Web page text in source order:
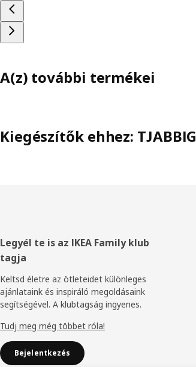
A(z) további termékei
Kiegészítők ehhez: TJABBIG
Élőláb
Legyél te is az IKEA Family klub
tagja
Keltsd életre az ötleteidet különleges
ajánlataink és inspiráló megoldásaink
segítségével. A klubtagság ingyenes.
Tudj meg még többet róla!
Bejelentkezés